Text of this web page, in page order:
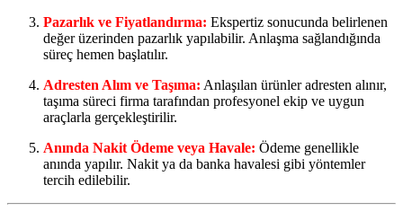
Pazarlık ve Fiyatlandırma: Ekspertiz sonucunda belirlenen
değer üzerinden pazarlık yapılabilir. Anlaşma sağlandığında
süreç hemen başlatılır.
Adresten Alım ve Taşıma: Anlaşılan ürünler adresten alınır,
taşıma süreci firma tarafından profesyonel ekip ve uygun
araçlarla gerçekleştirilir.
Anında Nakit Ödeme veya Havale: Ödeme genellikle
anında yapılır. Nakit ya da banka havalesi gibi yöntemler
tercih edilebilir.